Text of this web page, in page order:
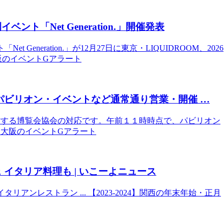
イベント 「Net Generation.」開催発表
Net Generation.」が12月27日に東京・LIQUIDROOM、2026
イベントGアラート
リオン・ イベントなど通常通り営業・開催 …
る博覧会協会の対応です。午前１１時時点で、パビリオン
阪のイベントGアラート
イタリア料理も | いこーよニュース
リアンレストラン ... 【2023-2024】関西の年末年始・正月